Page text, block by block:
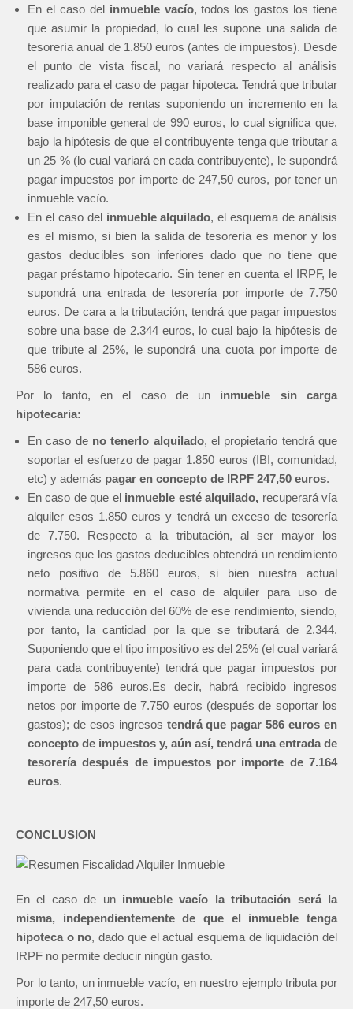
En el caso del inmueble vacío, todos los gastos los tiene
que asumir la propiedad, lo cual les supone una salida de
tesorería anual de 1.850 euros (antes de impuestos). Desde
el punto de vista fiscal, no variará respecto al análisis
realizado para el caso de pagar hipoteca. Tendrá que tributar
por imputación de rentas suponiendo un incremento en la
base imponible general de 990 euros, lo cual significa que,
bajo la hipótesis de que el contribuyente tenga que tributar a
un 25 % (lo cual variará en cada contribuyente), le supondrá
pagar impuestos por importe de 247,50 euros, por tener un
inmueble vacío.
En el caso del inmueble alquilado, el esquema de análisis
es el mismo, si bien la salida de tesorería es menor y los
gastos deducibles son inferiores dado que no tiene que
pagar préstamo hipotecario. Sin tener en cuenta el IRPF, le
supondrá una entrada de tesorería por importe de 7.750
euros. De cara a la tributación, tendrá que pagar impuestos
sobre una base de 2.344 euros, lo cual bajo la hipótesis de
que tribute al 25%, le supondrá una cuota por importe de
586 euros.
Por lo tanto, en el caso de un inmueble sin carga
hipotecaria:
En caso de no tenerlo alquilado, el propietario tendrá que
soportar el esfuerzo de pagar 1.850 euros (IBI, comunidad,
etc) y además pagar en concepto de IRPF 247,50 euros.
En caso de que el inmueble esté alquilado, recuperará vía
alquiler esos 1.850 euros y tendrá un exceso de tesorería
de 7.750. Respecto a la tributación, al ser mayor los
ingresos que los gastos deducibles obtendrá un rendimiento
neto positivo de 5.860 euros, si bien nuestra actual
normativa permite en el caso de alquiler para uso de
vivienda una reducción del 60% de ese rendimiento, siendo,
por tanto, la cantidad por la que se tributará de 2.344.
Suponiendo que el tipo impositivo es del 25% (el cual variará
para cada contribuyente) tendrá que pagar impuestos por
importe de 586 euros.Es decir, habrá recibido ingresos
netos por importe de 7.750 euros (después de soportar los
gastos); de esos ingresos tendrá que pagar 586 euros en
concepto de impuestos y, aún así, tendrá una entrada de
tesorería después de impuestos por importe de 7.164
euros.
CONCLUSION
En el caso de un inmueble vacío la tributación será la
misma, independientemente de que el inmueble tenga
hipoteca o no, dado que el actual esquema de liquidación del
IRPF no permite deducir ningún gasto.
Por lo tanto, un inmueble vacío, en nuestro ejemplo tributa por
importe de 247,50 euros.